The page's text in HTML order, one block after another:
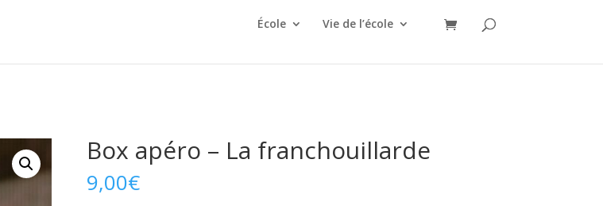
École Vie de l’école
Box apéro – La franchouillarde
9,00€